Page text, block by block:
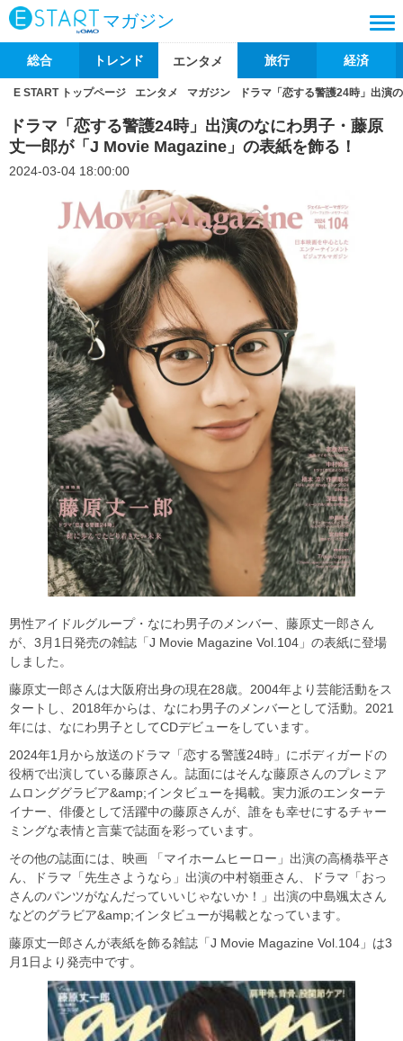
マガジン
総合 トレンド エンタメ 旅行 経済
E START トップページ エンタメ マガジン ドラマ「恋する警護24時」出演
ドラマ「恋する警護24時」出演のなにわ男子・藤原
丈一郎が「J Movie Magazine」の表紙を飾る！
2024-03-04 18:00:00
男性アイドルグループ・なにわ男子のメンバー、藤原丈一郎さん
が、3月1日発売の雑誌「J Movie Magazine Vol.104」の表紙に登場
しました。
藤原丈一郎さんは大阪府出身の現在28歳。2004年より芸能活動をス
タートし、2018年からは、なにわ男子のメンバーとして活動。2021
年には、なにわ男子としてCDデビューをしています。
2024年1月から放送のドラマ「恋する警護24時」にボディガードの
役柄で出演している藤原さん。誌面にはそんな藤原さんのプレミア
ムロンググラビア&amp;インタビューを掲載。実力派のエンターテ
イナー、俳優として活躍中の藤原さんが、誰をも幸せにするチャー
ミングな表情と言葉で誌面を彩っています。
その他の誌面には、映画 「マイホームヒーロー」出演の高橋恭平さ
ん、ドラマ「先生さようなら」出演の中村嶺亜さん、ドラマ「おっ
さんのパンツがなんだっていいじゃないか！」出演の中島颯太さん
などのグラビア&amp;インタビューが掲載となっています。
藤原丈一郎さんが表紙を飾る雑誌「J Movie Magazine Vol.104」は3
月1日より発売中です。